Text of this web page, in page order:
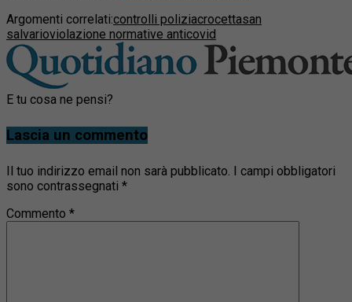
Argomenti correlati:controlli poliziacrocettasan
salvarioviolazione normative anticovid
E tu cosa ne pensi?
Lascia un commento
Il tuo indirizzo email non sarà pubblicato. I campi obbligatori
sono contrassegnati *
Commento *